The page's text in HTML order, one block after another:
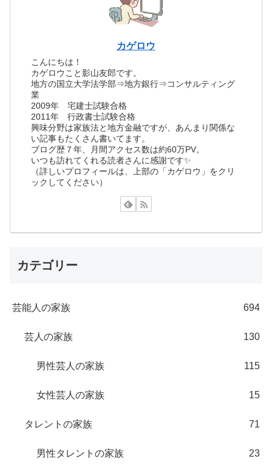
カゲロウ
こんにちは！
カゲロウこと影山友郎です。
地方の国立大学法学部⇒地方銀行⇒コンサルティング
業
2009年 宅建士試験合格
2011年 行政書士試験合格
興味分野は家族法と地方金融ですが、あんまり関係な
い記事もたくさん書いてます。
ブログ歴７年、月間アクセス数は約60万PV。
いつも訪れてくれる読者さんに感謝です✨
（詳しいプロフィールは、上部の「カゲロウ」をクリ
ックしてください）
カテゴリー
芸能人の家族 694
芸人の家族 130
男性芸人の家族 115
女性芸人の家族 15
タレントの家族 71
男性タレントの家族 23